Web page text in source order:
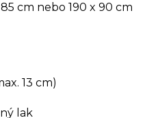
85 cm nebo 190 x 90 cm
13 cm)
lak